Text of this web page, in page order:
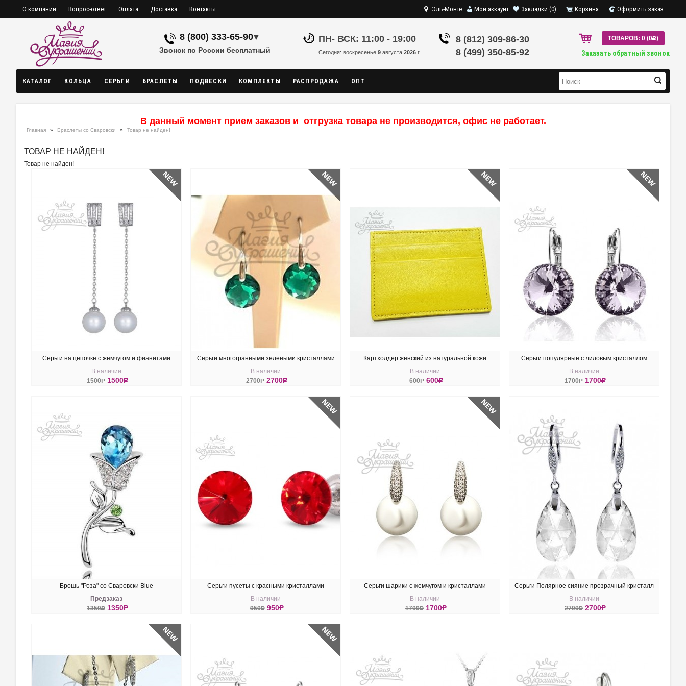
О компании Вопрос-ответ Оплата Доставка Контакты Мой аккаунт Закладки (0) Корзина Оформить заказ
Эль-Монте
8 (800) 333-65-90▾
Звонок по России бесплатный
ПН- ВСК: 11:00 - 19:00
Сегодня: воскресенье 9 августа 2026 г.
8 (812) 309-86-30
8 (499) 350-85-92
ТОВАРОВ: 0 (0R)
Заказать обратный звонок
КАТАЛОГ КОЛЬЦА СЕРЬГИ БРАСЛЕТЫ ПОДВЕСКИ КОМПЛЕКТЫ РАСПРОДАЖА ОПТ
В данный момент прием заказов и отгрузка товара не производится, офис не работает.
Главная » Браслеты со Сваровски » Товар не найден!
ТОВАР НЕ НАЙДЕН!
Товар не найден!
Серьги на цепочке с жемчугом и фианитами
В наличии
1500R 1500R
Серьги многогранными зелеными кристаллами
Swarovski Emerald
В наличии
2700R 2700R
Картхолдер женский из натуральной кожи
желтого цвета
В наличии
600R 600R
Серьги популярные с лиловым кристаллом
Swarovski Smoky Mauve
В наличии
1700R 1700R
Брошь "Роза" со Сваровски Blue
Предзаказ
1350R 1350R
Серьги пусеты с красными кристаллами
Swarovski 8 мм
В наличии
950R 950R
Серьги шарики с жемчугом и кристаллами
Swarovski
В наличии
1700R 1700R
Серьги Полярное сияние прозрачный кристалл
Swarovski
В наличии
2700R 2700R